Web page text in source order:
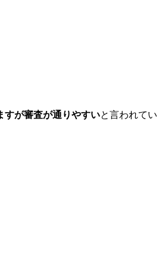
すが審査が通りやすいと言われてい